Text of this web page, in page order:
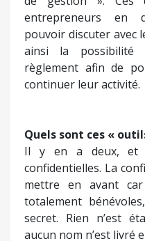
entrepreneurs en
pouvoir discuter avec
ainsi la possibilité
règlement afin de
continuer leur activité.
Quels sont ces «
Il y en a deux, et
confidentielles. La
mettre en avant
totalement
secret. Rien n’est
aucun nom n’est livré